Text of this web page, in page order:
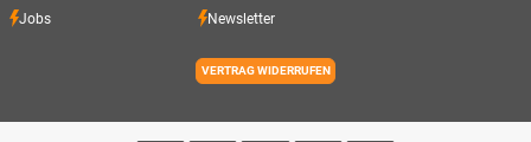
Jobs Newsletter
VERTRAG WIDERRUFEN